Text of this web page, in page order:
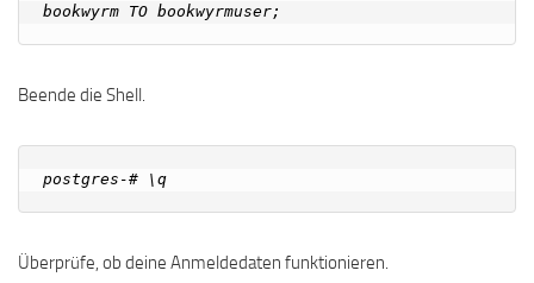
Beende die Shell.
Überprüfe, ob deine Anmeldedaten funktionieren.